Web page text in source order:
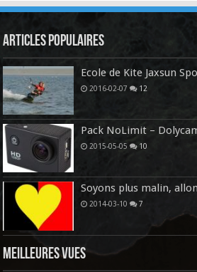
Articles Populaires
Ecole de Kite Jaxsun
2016-02-07 12
Pack NoLimit –
2015-05-05 10
Soyons plus malin,
2014-03-10 7
Meilleures vues